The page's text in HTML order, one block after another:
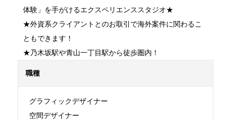
体験」を手がけるエクスペリエンススタジオ★
★外資系クライアントとのお取引で海外案件に関わるこ
ともできます！
★乃木坂駅や青山一丁目駅から徒歩圏内！
職種
グラフィックデザイナー
空間デザイナー